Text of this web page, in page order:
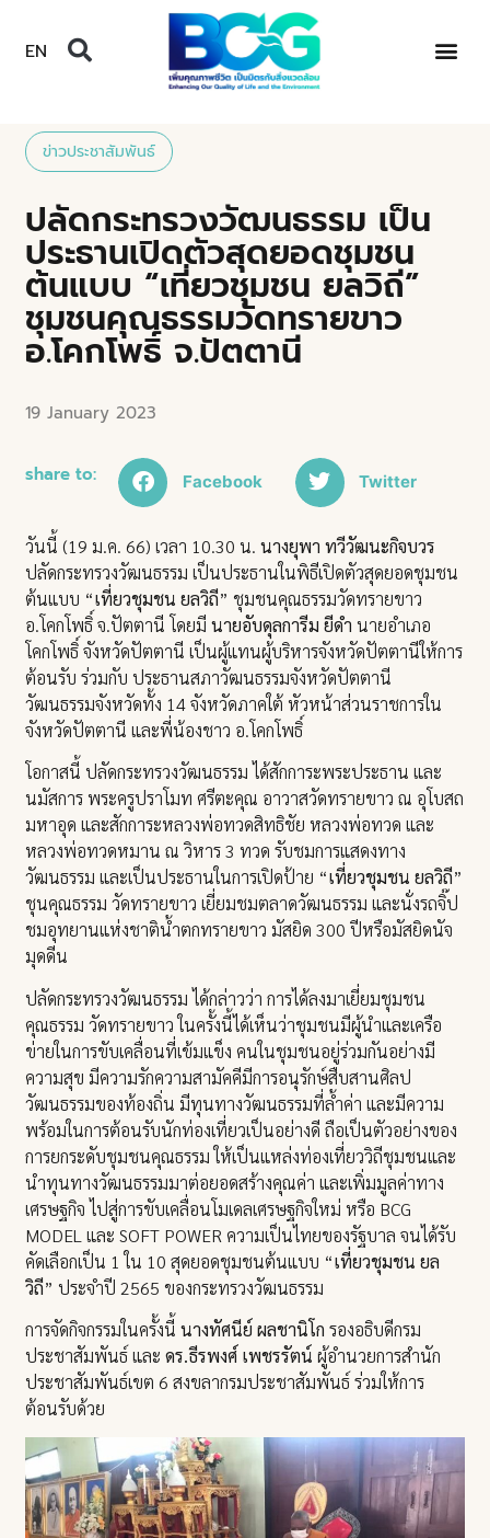
EN
ข่าวประชาสัมพันธ์
ปลัดกระทรวงวัฒนธรรม เป็น
ประธานเปิดตัวสุดยอดชุมชน
ต้นแบบ “เที่ยวชุมชน ยลวิถี”
ชุมชนคุณธรรมวัดทรายขาว
อ.โคกโพธิ์ จ.ปัตตานี
19 January 2023
share to: Facebook Twitter
วันนี้ (19 ม.ค. 66) เวลา 10.30 น.นางยุพา ทวีวัฒนะกิจบวร
ปลัดกระทรวงวัฒนธรรม เป็นประธานในพิธีเปิดตัวสุดยอดชุมชน
ต้นแบบ “เที่ยวชุมชน ยลวิถี” ชุมชนคุณธรรมวัดทรายขาว
อ.โคกโพธิ์ จ.ปัตตานี โดยมีนายอับดุลการีม ยีดำ นายอำเภอ
โคกโพธิ์ จังหวัดปัตตานี เป็นผู้แทนผู้บริหารจังหวัดปัตตานีให้การ
ต้อนรับ ร่วมกับ ประธานสภาวัฒนธรรมจังหวัดปัตตานี
วัฒนธรรมจังหวัดทั้ง 14 จังหวัดภาคใต้ หัวหน้าส่วนราชการใน
จังหวัดปัตตานี และพี่น้องชาว อ.โคกโพธิ์
โอกาสนี้ ปลัดกระทรวงวัฒนธรรม ได้สักการะพระประธาน และ
นมัสการ พระครูปราโมท ศรีตะคุณ อาวาสวัดทรายขาว ณ อุโบสถ
มหาอุด และสักการะหลวงพ่อทวดสิทธิชัย หลวงพ่อทวด และ
หลวงพ่อทวดหมาน ณ วิหาร 3 ทวด รับชมการแสดงทาง
วัฒนธรรม และเป็นประธานในการเปิดป้าย “เที่ยวชุมชน ยลวิถี”
ชุนคุณธรรม วัดทรายขาว เยี่ยมชมตลาดวัฒนธรรม และนั่งรถจิ๊ป
ชมอุทยานแห่งชาติน้ำตกทรายขาว มัสยิด 300 ปีหรือมัสยิดนัจ
มุดดีน
ปลัดกระทรวงวัฒนธรรม ได้กล่าวว่า การได้ลงมาเยี่ยมชุมชน
คุณธรรม วัดทรายขาว ในครั้งนี้ได้เห็นว่าชุมชนมีผู้นำและเครือ
ข่ายในการขับเคลื่อนที่เข้มแข็ง คนในชุมชนอยู่ร่วมกันอย่างมี
ความสุข มีความรักความสามัคคีมีการอนุรักษ์สืบสานศิลป
วัฒนธรรมของท้องถิ่น มีทุนทางวัฒนธรรมที่ล้ำค่า และมีความ
พร้อมในการต้อนรับนักท่องเที่ยวเป็นอย่างดี ถือเป็นตัวอย่างของ
การยกระดับชุมชนคุณธรรม ให้เป็นแหล่งท่องเที่ยววิถีชุมชนและ
นำทุนทางวัฒนธรรมมาต่อยอดสร้างคุณค่า และเพิ่มมูลค่าทาง
เศรษฐกิจ ไปสู่การขับเคลื่อนโมเดลเศรษฐกิจใหม่ หรือ BCG
MODEL และ SOFT POWER ความเป็นไทยของรัฐบาล จนได้รับ
คัดเลือกเป็น 1 ใน 10 สุดยอดชุมชนต้นแบบ “เที่ยวชุมชน ยล
วิถี” ประจำปี 2565 ของกระทรวงวัฒนธรรม
การจัดกิจกรรมในครั้งนี้นางทัศนีย์ ผลชานิโก รองอธิบดีกรม
ประชาสัมพันธ์ และดร.ธีรพงศ์ เพชรรัตน์ ผู้อำนวยการสำนัก
ประชาสัมพันธ์เขต 6 สงขลากรมประชาสัมพันธ์ ร่วมให้การ
ต้อนรับด้วย